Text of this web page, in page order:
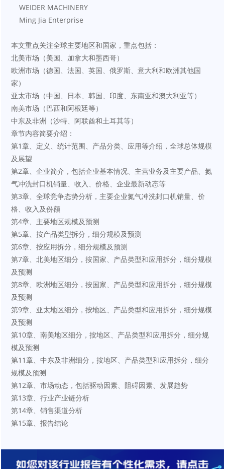
    WEIDER MACHINERY
    Ming Jia Enterprise
本文重点关注全球主要地区和国家，重点包括：
北美市场（美国、加拿大和墨西哥）
欧洲市场（德国、法国、英国、俄罗斯、意大利和欧洲其他国
家）
亚太市场（中国、日本、韩国、印度、东南亚和澳大利亚等）
南美市场（巴西和阿根廷等）
中东及非洲（沙特、阿联酋和土耳其等）
章节内容简要介绍：
第1章、定义、统计范围、产品分类、应用等介绍，全球总体规模
及展望
第2章、企业简介，包括企业基本情况、主营业务及主要产品、氮
气冲洗封口机销量、收入、价格、企业最新动态等
第3章、全球竞争态势分析，主要企业氮气冲洗封口机销量、价
格、收入及份额
第4章、主要地区规模及预测
第5章、按产品类型拆分，细分规模及预测
第6章、按应用拆分，细分规模及预测
第7章、北美地区细分，按国家、产品类型和应用拆分，细分规模
及预测
第8章、欧洲地区细分，按国家、产品类型和应用拆分，细分规模
及预测
第9章、亚太地区细分，按地区、产品类型和应用拆分，细分规模
及预测
第10章、南美地区细分，按地区、产品类型和应用拆分，细分规
模及预测
第11章、中东及非洲细分，按地区、产品类型和应用拆分，细分
规模及预测
第12章、市场动态，包括驱动因素、阻碍因素、发展趋势
第13章、行业产业链分析
第14章、销售渠道分析
第15章、报告结论